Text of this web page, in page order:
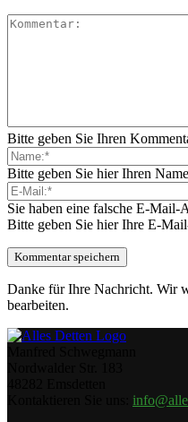
Bitte geben Sie Ihren
Bitte geben Sie hier Ihren
Sie haben eine falsche E-Mail-
Bitte geben Sie hier Ihre E-
Danke für Ihre Nachricht. Wir
bearbeiten.